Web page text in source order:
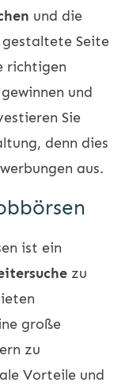
und die
gestaltete Seite
richtigen
und
Sie
denn dies
aus.
ist ein
zu
große
zu
Vorteile und